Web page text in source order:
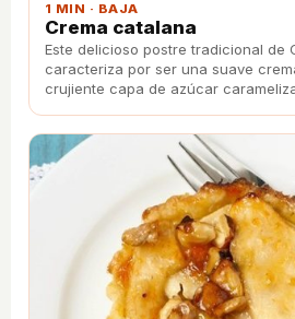
1 MIN · BAJA
Crema catalana
Este delicioso postre tradicional de
caracteriza por ser una suave
crujiente capa de azúcar